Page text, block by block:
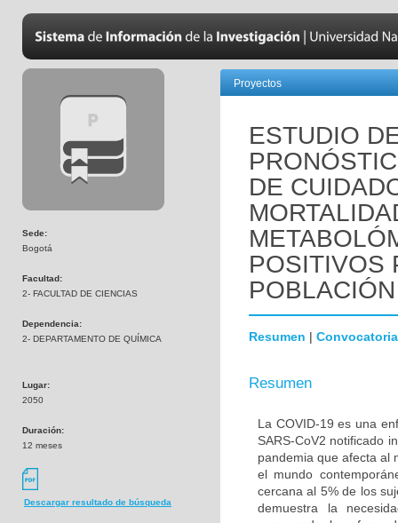
Sede:
Bogotá
Facultad:
2- FACULTAD DE CIENCIAS
Dependencia:
2- DEPARTAMENTO DE QUÍMICA
Lugar:
2050
Duración:
12 meses
Descargar resultado de búsqueda
Proyectos
ESTUDIO
DE
POSITIVOS
Resumen | Convocatoria
Resumen
La COVID-19 es una
SARS-CoV2 notificado
pandemia que afecta al
el mundo
cercana al 5% de los
demuestra la